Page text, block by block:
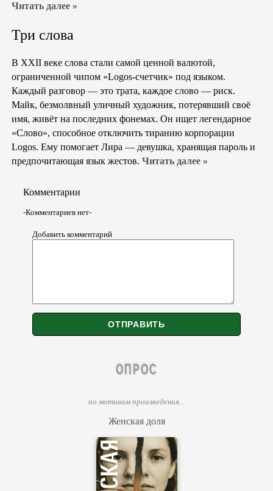
Читать далее »
Три слова
В XXII веке слова стали самой ценной валютой,
ограниченной чипом «Logos-счетчик» под языком.
Каждый разговор — это трата, каждое слово — риск.
Майк, безмолвный уличный художник, потерявший своё
имя, живёт на последних фонемах. Он ищет легендарное
«Слово», способное отключить тиранию корпорации
Logos. Ему помогает Лира — девушка, хранящая пароль и
предпочитающая язык жестов. Читать далее »
Комментарии
-Комментариев нет-
Добавить комментарий
ОПРОС
по мотивам произведения...
Женская доля